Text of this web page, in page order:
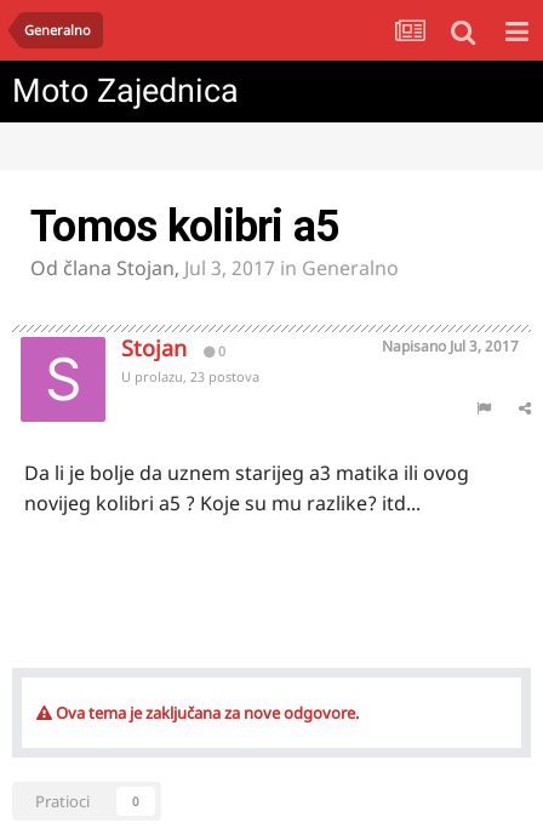
Generalno
Moto Zajednica
Tomos kolibri a5
Od člana Stojan, Jul 3, 2017 in Generalno
Stojan 0 Napisano Jul 3, 2017
U prolazu, 23 postova
Da li je bolje da uznem starijeg a3 matika ili ovog
novijeg kolibri a5 ? Koje su mu razlike? itd...
Ova tema je zaključana za nove odgovore.
Pratioci 0